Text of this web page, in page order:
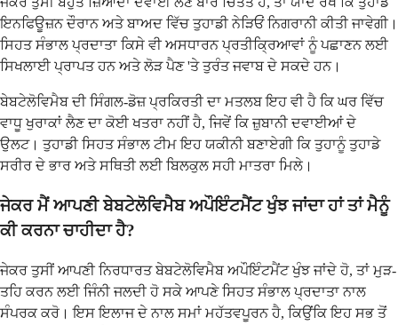
ਇਨਫਿਊਜ਼ਨ ਦੌਰਾਨ ਅਤੇ ਬਾਅਦ ਵਿੱਚ ਤੁਹਾਡੀ ਨੇੜਿਓਂ ਨਿਗਰਾਨੀ ਕੀਤੀ ਜਾਵੇਗੀ।
ਸਿਹਤ ਸੰਭਾਲ ਪ੍ਰਦਾਤਾ ਕਿਸੇ ਵੀ ਅਸਧਾਰਨ ਪ੍ਰਤੀਕ੍ਰਿਆਵਾਂ ਨੂੰ ਪਛਾਣਨ ਲਈ
ਸਿਖਲਾਈ ਪ੍ਰਾਪਤ ਹਨ ਅਤੇ ਲੋੜ ਪੈਣ 'ਤੇ ਤੁਰੰਤ ਜਵਾਬ ਦੇ ਸਕਦੇ ਹਨ।
ਬੇਬਟੇਲੋਵਿਮੈਬ ਦੀ ਸਿੰਗਲ-ਡੋਜ਼ ਪ੍ਰਕਿਰਤੀ ਦਾ ਮਤਲਬ ਇਹ ਵੀ ਹੈ ਕਿ ਘਰ ਵਿੱਚ
ਵਾਧੂ ਖੁਰਾਕਾਂ ਲੈਣ ਦਾ ਕੋਈ ਖਤਰਾ ਨਹੀਂ ਹੈ, ਜਿਵੇਂ ਕਿ ਜ਼ੁਬਾਨੀ ਦਵਾਈਆਂ ਦੇ
ਉਲਟ। ਤੁਹਾਡੀ ਸਿਹਤ ਸੰਭਾਲ ਟੀਮ ਇਹ ਯਕੀਨੀ ਬਣਾਏਗੀ ਕਿ ਤੁਹਾਨੂੰ ਤੁਹਾਡੇ
ਸਰੀਰ ਦੇ ਭਾਰ ਅਤੇ ਸਥਿਤੀ ਲਈ ਬਿਲਕੁਲ ਸਹੀ ਮਾਤਰਾ ਮਿਲੇ।
ਜੇਕਰ ਮੈਂ ਆਪਣੀ ਬੇਬਟੇਲੋਵਿਮੈਬ ਅਪੌਇੰਟਮੈਂਟ ਖੁੰਝ ਜਾਂਦਾ ਹਾਂ ਤਾਂ ਮੈਨੂੰ
ਕੀ ਕਰਨਾ ਚਾਹੀਦਾ ਹੈ?
ਜੇਕਰ ਤੁਸੀਂ ਆਪਣੀ ਨਿਰਧਾਰਤ ਬੇਬਟੇਲੋਵਿਮੈਬ ਅਪੌਇੰਟਮੈਂਟ ਖੁੰਝ ਜਾਂਦੇ ਹੋ, ਤਾਂ ਮੁੜ-
ਤਹਿ ਕਰਨ ਲਈ ਜਿੰਨੀ ਜਲਦੀ ਹੋ ਸਕੇ ਆਪਣੇ ਸਿਹਤ ਸੰਭਾਲ ਪ੍ਰਦਾਤਾ ਨਾਲ
ਸੰਪਰਕ ਕਰੋ। ਇਸ ਇਲਾਜ ਦੇ ਨਾਲ ਸਮਾਂ ਮਹੱਤਵਪੂਰਨ ਹੈ, ਕਿਉਂਕਿ ਇਹ ਸਭ ਤੋਂ